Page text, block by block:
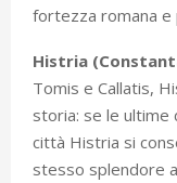
fortezza romana e
Histria
Tomis e Callatis,
storia: se le ultime
città Histria si
stesso splendore